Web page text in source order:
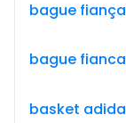
bague
bague
basket